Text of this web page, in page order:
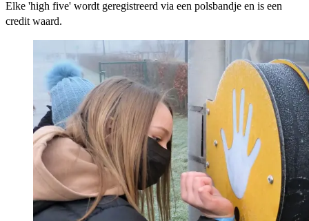
Elke 'high five' wordt geregistreerd via een polsbandje en is een
credit waard.